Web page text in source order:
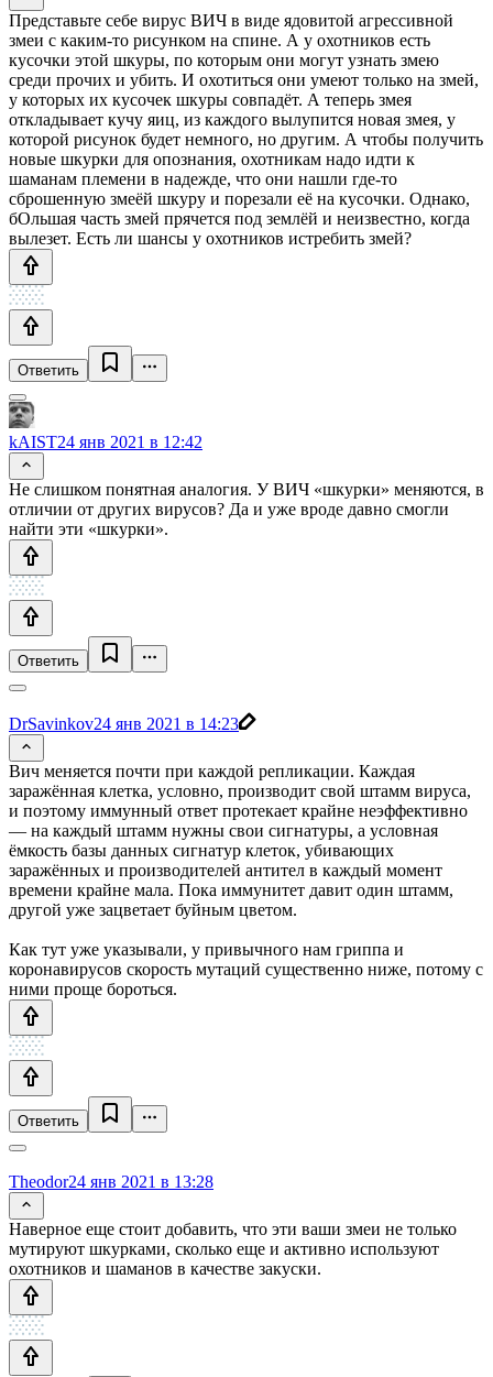
Представьте себе вирус ВИЧ в виде ядовитой агрессивной
змеи с каким-то рисунком на спине. А у охотников есть
кусочки этой шкуры, по которым они могут узнать змею
среди прочих и убить. И охотиться они умеют только на змей,
у которых их кусочек шкуры совпадёт. А теперь змея
откладывает кучу яиц, из каждого вылупится новая змея, у
которой рисунок будет немного, но другим. А чтобы получить
новые шкурки для опознания, охотникам надо идти к
шаманам племени в надежде, что они нашли где-то
сброшенную змеёй шкуру и порезали её на кусочки. Однако,
бОльшая часть змей прячется под землёй и неизвестно, когда
вылезет. Есть ли шансы у охотников истребить змей?
Ответить
kAIST24 янв 2021 в 12:42
Не слишком понятная аналогия. У ВИЧ «шкурки» меняются, в
отличии от других вирусов? Да и уже вроде давно смогли
найти эти «шкурки».
Ответить
DrSavinkov24 янв 2021 в 14:23
Вич меняется почти при каждой репликации. Каждая
заражённая клетка, условно, производит свой штамм вируса,
и поэтому иммунный ответ протекает крайне неэффективно
— на каждый штамм нужны свои сигнатуры, а условная
ёмкость базы данных сигнатур клеток, убивающих
заражённых и производителей антител в каждый момент
времени крайне мала. Пока иммунитет давит один штамм,
другой уже зацветает буйным цветом.
Как тут уже указывали, у привычного нам гриппа и
коронавирусов скорость мутаций существенно ниже, потому с
ними проще бороться.
Ответить
Theodor24 янв 2021 в 13:28
Наверное еще стоит добавить, что эти ваши змеи не только
мутируют шкурками, сколько еще и активно используют
охотников и шаманов в качестве закуски.